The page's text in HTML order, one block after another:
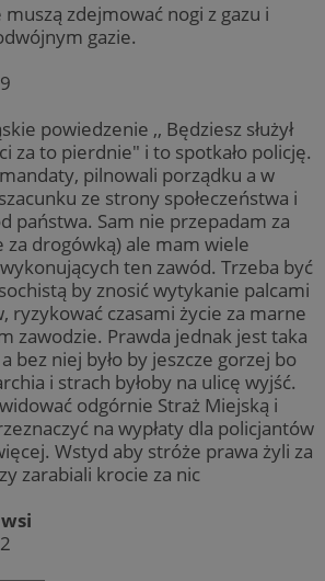
zdejmować nogi z gazu i
gazie.
powiedzenie ,, Będziesz służył
za to pierdnie" i to spotkało policję.
pilnowali porządku a w
ze strony społeczeństwa i
państwa. Sam nie przepadam za
za drogówką) ale mam wiele
ten zawód. Trzeba być
by znosić wytykanie palcami
ryzykować czasami życie za marne
zawodzie. Prawda jednak jest taka
bez niej było by jeszcze gorzej bo
i strach byłoby na ulicę wyjść.
odgórnie Straż Miejską i
na wypłaty dla policjantów
Wstyd aby stróże prawa żyli za
zarabiali krocie za nic